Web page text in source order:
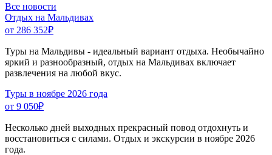
Все новости
Отдых на Мальдивах
от 286 352₽
Туры на Мальдивы - идеальный вариант отдыха. Необычайно
яркий и разнообразный, отдых на Мальдивах включает
развлечения на любой вкус.
Туры в ноябре 2026 года
от 9 050₽
Несколько дней выходных прекрасный повод отдохнуть и
восстановиться с силами. Отдых и экскурсии в ноябре 2026
года.